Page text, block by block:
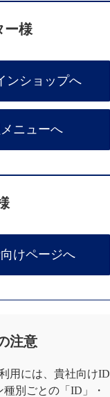
ー様
ンショップへ
ニューへ
けページへ
注意
用には、貴社向けID
別ごとの「ID」・